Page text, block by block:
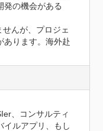
発の機会がある
んが、プロジェ
あります。海外赴
、コンサルティ
イルアプリ、もし